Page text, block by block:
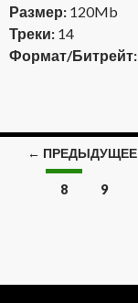
Размер: 120Mb
Треки: 14
Формат/Битрейт:
Навигация
← ПРЕДЫДУЩЕЕ
8 9